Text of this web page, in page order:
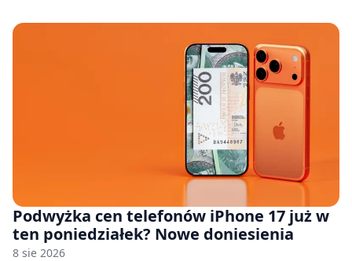
Podwyżka cen telefonów iPhone 17 już w
ten poniedziałek? Nowe doniesienia
8 sie 2026